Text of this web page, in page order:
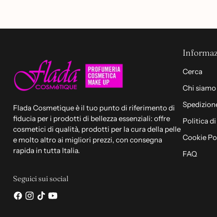
Flada Cosmetique è il tuo punto di riferimento di
fiducia per i prodotti di bellezza essenziali: offre
cosmetici di qualità, prodotti per la cura della pelle
e molto altro ai migliori prezzi, con consegna
rapida in tutta Italia.
Seguici sui social
Cerca
Chi siamo
Politica
Cookie
FAQ